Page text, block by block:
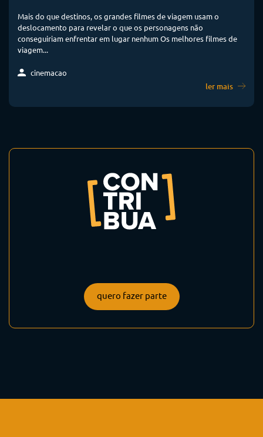
Mais do que destinos, os grandes filmes de viagem usam o
deslocamento para revelar o que os personagens não
conseguiriam enfrentar em lugar nenhum Os melhores filmes de
viagem...
cinemacao
ler mais
quero fazer parte